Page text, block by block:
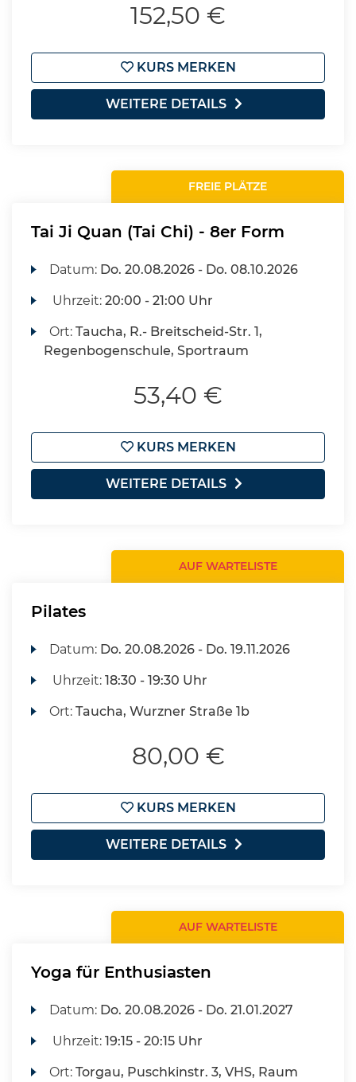
152,50 €
KURS MERKEN
WEITERE DETAILS
FREIE PLÄTZE
Tai Ji Quan (Tai Chi) - 8er Form
Datum: Do. 20.08.2026 - Do. 08.10.2026
Uhrzeit:20:00 - 21:00 Uhr
Ort:Taucha, R.- Breitscheid-Str. 1,
Regenbogenschule, Sportraum
53,40 €
KURS MERKEN
WEITERE DETAILS
AUF WARTELISTE
Pilates
Datum: Do. 20.08.2026 - Do. 19.11.2026
Uhrzeit:18:30 - 19:30 Uhr
Ort:Taucha, Wurzner Straße 1b
80,00 €
KURS MERKEN
WEITERE DETAILS
AUF WARTELISTE
Yoga für Enthusiasten
Datum: Do. 20.08.2026 - Do. 21.01.2027
Uhrzeit:19:15 - 20:15 Uhr
Ort:Torgau, Puschkinstr. 3, VHS, Raum